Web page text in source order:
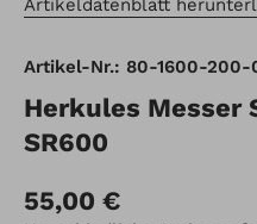
Artikeldatenblatt
Artikel-Nr.: 80-1600-200-
Herkules Messer
SR600
55,00 €